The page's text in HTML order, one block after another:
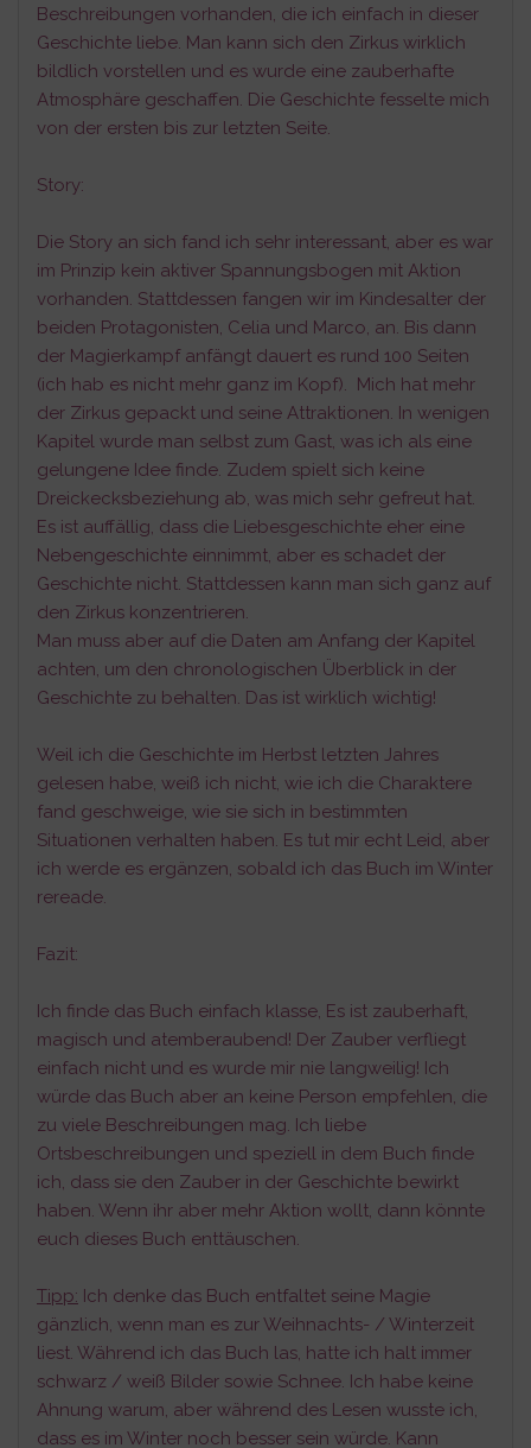
Beschreibungen vorhanden, die ich einfach in dieser
Geschichte liebe. Man kann sich den Zirkus wirklich
bildlich vorstellen und es wurde eine zauberhafte
Atmosphäre geschaffen. Die Geschichte fesselte mich
von der ersten bis zur letzten Seite.
Story:
Die Story an sich fand ich sehr interessant, aber es war
im Prinzip kein aktiver Spannungsbogen mit Aktion
vorhanden. Stattdessen fangen wir im Kindesalter der
beiden Protagonisten, Celia und Marco, an. Bis dann
der Magierkampf anfängt dauert es rund 100 Seiten
(ich hab es nicht mehr ganz im Kopf). Mich hat mehr
der Zirkus gepackt und seine Attraktionen. In wenigen
Kapitel wurde man selbst zum Gast, was ich als eine
gelungene Idee finde. Zudem spielt sich keine
Dreickecksbeziehung ab, was mich sehr gefreut hat.
Es ist auffällig, dass die Liebesgeschichte eher eine
Nebengeschichte einnimmt, aber es schadet der
Geschichte nicht. Stattdessen kann man sich ganz auf
den Zirkus konzentrieren.
Man muss aber auf die Daten am Anfang der Kapitel
achten, um den chronologischen Überblick in der
Geschichte zu behalten. Das ist wirklich wichtig!
Weil ich die Geschichte im Herbst letzten Jahres
gelesen habe, weiß ich nicht, wie ich die Charaktere
fand geschweige, wie sie sich in bestimmten
Situationen verhalten haben. Es tut mir echt Leid, aber
ich werde es ergänzen, sobald ich das Buch im Winter
rereade.
Fazit:
Ich finde das Buch einfach klasse, Es ist zauberhaft,
magisch und atemberaubend! Der Zauber verfliegt
einfach nicht und es wurde mir nie langweilig! Ich
würde das Buch aber an keine Person empfehlen, die
zu viele Beschreibungen mag. Ich liebe
Ortsbeschreibungen und speziell in dem Buch finde
ich, dass sie den Zauber in der Geschichte bewirkt
haben. Wenn ihr aber mehr Aktion wollt, dann könnte
euch dieses Buch enttäuschen.
Tipp: Ich denke das Buch entfaltet seine Magie
gänzlich, wenn man es zur Weihnachts- / Winterzeit
liest. Während ich das Buch las, hatte ich halt immer
schwarz / weiß Bilder sowie Schnee. Ich habe keine
Ahnung warum, aber während des Lesen wusste ich,
dass es im Winter noch besser sein würde. Kann